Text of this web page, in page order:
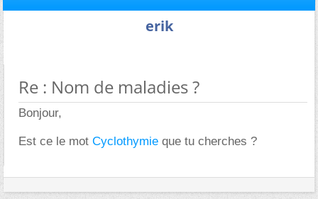
erik
Re : Nom de maladies ?
Bonjour,
Est ce le mot Cyclothymie que tu cherches ?